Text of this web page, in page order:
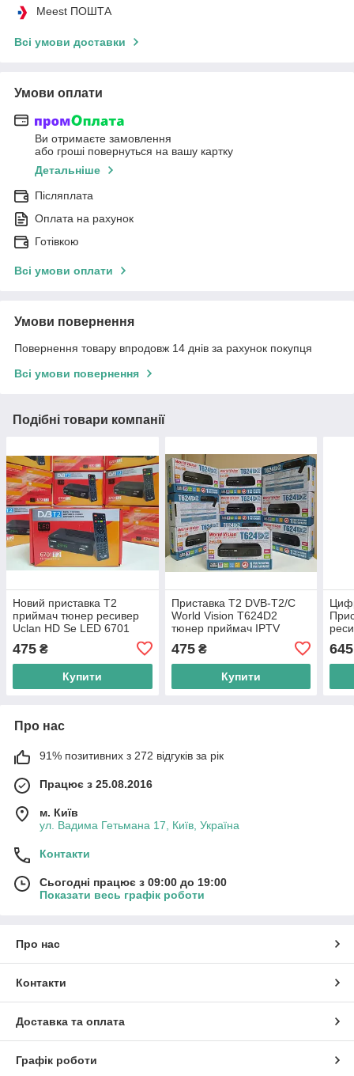
Meest ПОШТА
Всі умови доставки
Умови оплати
Ви отримаєте замовлення
або гроші повернуться на вашу картку
Детальніше
Післяплата
Оплата на рахунок
Готівкою
Всі умови оплати
Умови повернення
Повернення товару впродовж 14 днів за рахунок покупця
Всі умови повернення
Подібні товари компанії
Новий приставка Т2
приймач тюнер ресивер
Uclan HD Se LED 6701
DVB-T2/C YouTube IPTV
MeGoGo Mpeg4 32 канали
475 ₴
Купити
Приставка Т2 DVB-T2/C
World Vision T624D2
тюнер приймач IPTV
YouTube MeGoGo ресивер
декодер 32 канали процес
475₴
Купити
645
Про нас
91% позитивних з 272 відгуків за рік
Працює з 25.08.2016
м. Київ
ул. Вадима Гетьмана 17, Київ, Україна
Контакти
Сьогодні працює з 09:00 до 19:00
Показати весь графік роботи
Про нас
Контакти
Доставка та оплата
Графік роботи